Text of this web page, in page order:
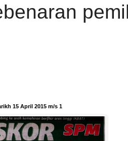
15 April 2015 m/s 1